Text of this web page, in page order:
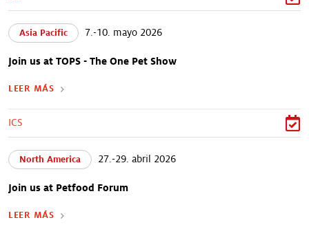
Asia Pacific 7.-10. mayo 2026
Join us at TOPS - The One Pet Show
LEER MÁS
ICS
North America 27.-29. abril 2026
Join us at Petfood Forum
LEER MÁS